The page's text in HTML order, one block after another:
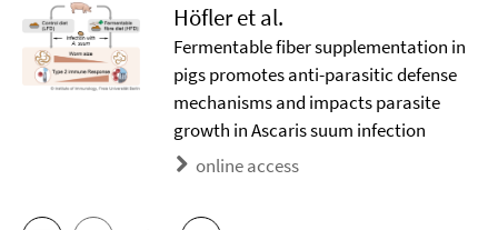
Höfler et al.
Fermentable fiber supplementation in
pigs promotes anti-parasitic defense
mechanisms and impacts parasite
growth in Ascaris suum infection
online access